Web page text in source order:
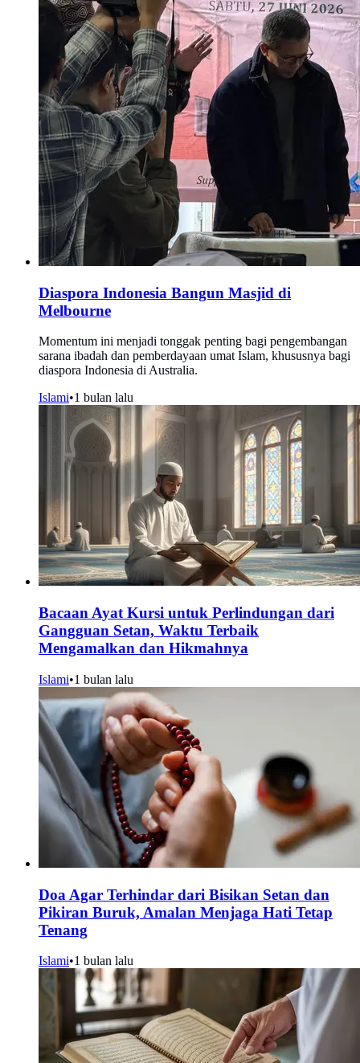
Diaspora Indonesia Bangun Masjid di
Melbourne
Momentum ini menjadi tonggak penting bagi pengembangan
sarana ibadah dan pemberdayaan umat Islam, khususnya bagi
diaspora Indonesia di Australia.
Islami•1 bulan lalu
Bacaan Ayat Kursi untuk Perlindungan dari
Gangguan Setan, Waktu Terbaik
Mengamalkan dan Hikmahnya
Islami•1 bulan lalu
Doa Agar Terhindar dari Bisikan Setan dan
Pikiran Buruk, Amalan Menjaga Hati Tetap
Tenang
Islami•1 bulan lalu